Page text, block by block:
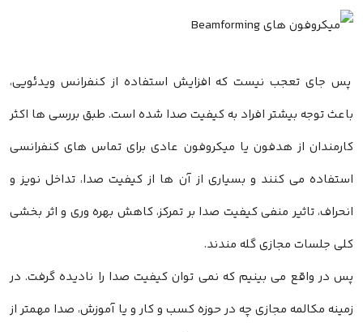
پس جای تعجب نیست که افزایش استفاده از کنفرانس ویدئویی،
باعث توجه بیشتر افراد به کیفیت صدا شده است. طبق بررسی ها اکثر
کارمندان از هدفون یا میکروفون عادی برای تماس های کنفرانسی
استفاده می کنند و بسیاری از آن ها از کیفیت صدا، تداخل نویز و
انحراف، تاثیر منفی کیفیت صدا بر تمرکز، کاهش بهره وری و اثر بخشی
کلی جلسات مجازی گله مندند.
پس در واقع می بینیم که نمی توان کیفیت صدا را نادیده گرفت. در
زمینه مکالمه مجازی چه در حوزه کسب و کار و یا آموزش، صدا مهمتر از